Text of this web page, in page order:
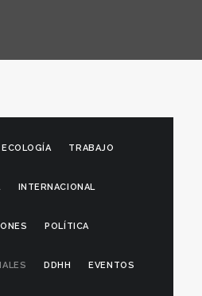
ECOLOGÍA TRABAJO
INTERNACIONAL
POLÍTICA
DDHH EVENTOS